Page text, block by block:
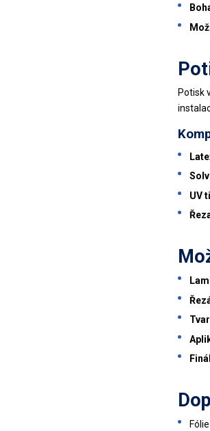
Potisk
UV